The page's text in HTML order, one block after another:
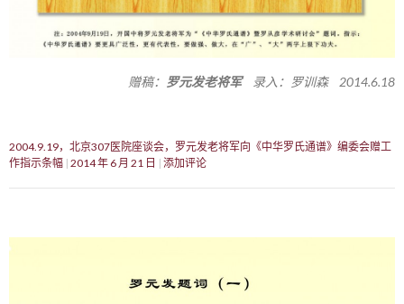
赠稿： 罗元发老将军录入：罗训森 2014.6.18
2004.9.19，北京307医院座谈会，罗元发老将军向《中华罗氏通谱》编委会赠工
作指示条幅 2014 年 6 月 21 日 添加评论